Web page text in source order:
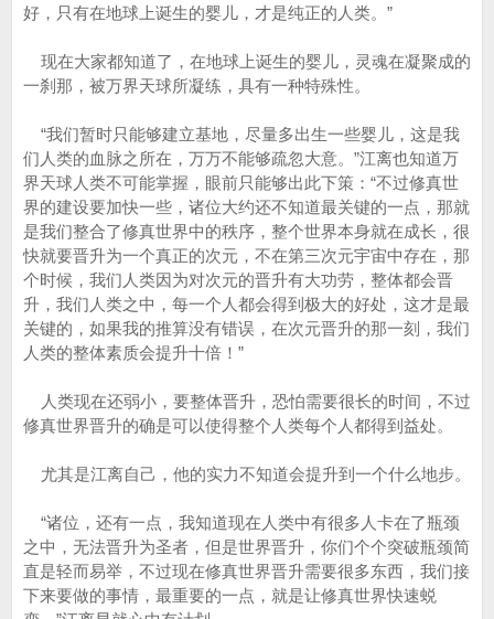
好，只有在地球上诞生的婴儿，才是纯正的人类。”
现在大家都知道了，在地球上诞生的婴儿，灵魂在凝聚成的
一刹那，被万界天球所凝练，具有一种特殊性。
“我们暂时只能够建立基地，尽量多出生一些婴儿，这是我
们人类的血脉之所在，万万不能够疏忽大意。”江离也知道万
界天球人类不可能掌握，眼前只能够出此下策：“不过修真世
界的建设要加快一些，诸位大约还不知道最关键的一点，那就
是我们整合了修真世界中的秩序，整个世界本身就在成长，很
快就要晋升为一个真正的次元，不在第三次元宇宙中存在，那
个时候，我们人类因为对次元的晋升有大功劳，整体都会晋
升，我们人类之中，每一个人都会得到极大的好处，这才是最
关键的，如果我的推算没有错误，在次元晋升的那一刻，我们
人类的整体素质会提升十倍！”
人类现在还弱小，要整体晋升，恐怕需要很长的时间，不过
修真世界晋升的确是可以使得整个人类每个人都得到益处。
尤其是江离自己，他的实力不知道会提升到一个什么地步。
“诸位，还有一点，我知道现在人类中有很多人卡在了瓶颈
之中，无法晋升为圣者，但是世界晋升，你们个个突破瓶颈简
直是轻而易举，不过现在修真世界晋升需要很多东西，我们接
下来要做的事情，最重要的一点，就是让修真世界快速蜕